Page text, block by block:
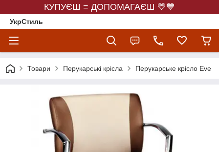
КУПУЄШ = ДОПОМАГАЄШ 💛💙
УкрСтиль
Товари Перукарські крісла Перукарське крісло Eve